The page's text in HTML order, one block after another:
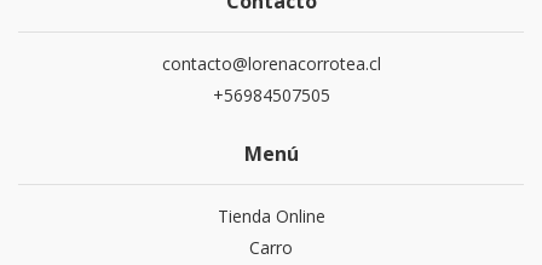
contacto@lorenacorrotea.cl
+56984507505
Menú
Tienda Online
Carro